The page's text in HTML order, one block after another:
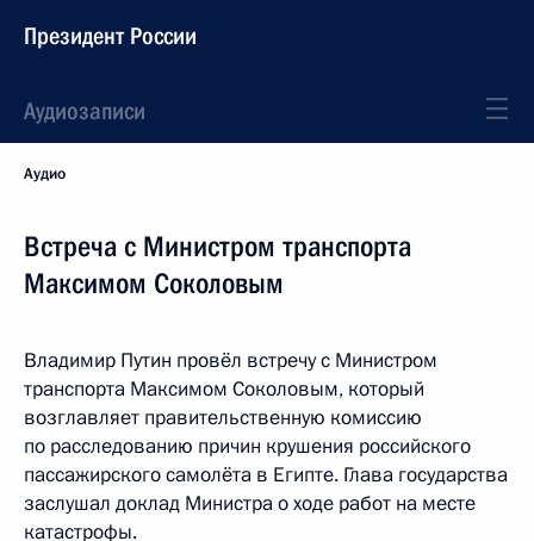
Президент России
Аудиозаписи
Аудио
Встреча с Министром транспорта
Максимом Соколовым
Владимир Путин провёл встречу с Министром
транспорта Максимом Соколовым, который
возглавляет правительственную комиссию
по расследованию причин крушения российского
пассажирского самолёта в Египте. Глава государства
заслушал доклад Министра о ходе работ на месте
катастрофы.